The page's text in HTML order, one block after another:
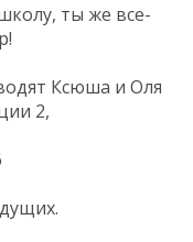
ты же все-
Ксюша и Оля
2,